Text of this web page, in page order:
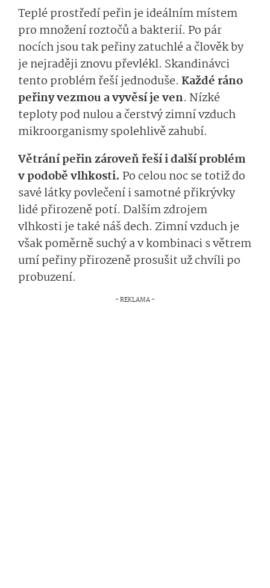
Teplé prostředí peřin je ideálním místem
pro množení roztočů a bakterií. Po pár
nocích jsou tak peřiny zatuchlé a člověk by
je nejraději znovu převlékl. Skandinávci
tento problém řeší jednoduše. Každé ráno
peřiny vezmou a vyvěsí je ven. Nízké
teploty pod nulou a čerstvý zimní vzduch
mikroorganismy spolehlivě zahubí.
Větrání peřin zároveň řeší i další problém
v podobě vlhkosti. Po celou noc se totiž do
savé látky povlečení i samotné přikrývky
lidé přirozeně potí. Dalším zdrojem
vlhkosti je také náš dech. Zimní vzduch je
však poměrně suchý a v kombinaci s větrem
umí peřiny přirozeně prosušit už chvíli po
probuzení.